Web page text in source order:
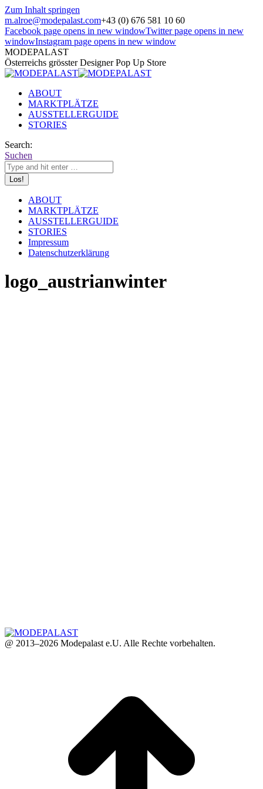
Zum Inhalt springen
m.alroe@modepalast.com+43 (0) 676 581 10 60
Facebook page opens in new windowTwitter page opens in new
windowInstagram page opens in new window
MODEPALAST
Österreichs grösster Designer Pop Up Store
ABOUT
MARKTPLÄTZE
AUSSTELLERGUIDE
STORIES
Search:
Suchen
ABOUT
MARKTPLÄTZE
AUSSTELLERGUIDE
STORIES
Impressum
Datenschutzerklärung
logo_austrianwinter
@ 2013–2026 Modepalast e.U. Alle Rechte vorbehalten.